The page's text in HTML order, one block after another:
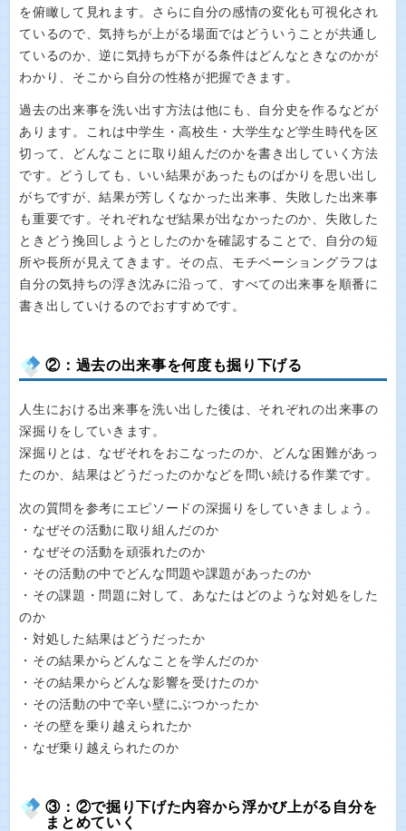
を俯瞰して見れます。さらに自分の感情の変化も可視化され
ているので、気持ちが上がる場面ではどういうことが共通し
ているのか、逆に気持ちが下がる条件はどんなときなのかが
わかり、そこから自分の性格が把握できます。
過去の出来事を洗い出す方法は他にも、自分史を作るなどが
あります。これは中学生・高校生・大学生など学生時代を区
切って、どんなことに取り組んだのかを書き出していく方法
です。どうしても、いい結果があったものばかりを思い出し
がちですが、結果が芳しくなかった出来事、失敗した出来事
も重要です。それぞれなぜ結果が出なかったのか、失敗した
ときどう挽回しようとしたのかを確認することで、自分の短
所や長所が見えてきます。その点、モチベーショングラフは
自分の気持ちの浮き沈みに沿って、すべての出来事を順番に
書き出していけるのでおすすめです。
②：過去の出来事を何度も掘り下げる
人生における出来事を洗い出した後は、それぞれの出来事の
深掘りをしていきます。
深掘りとは、なぜそれをおこなったのか、どんな困難があっ
たのか、結果はどうだったのかなどを問い続ける作業です。
次の質問を参考にエピソードの深掘りをしていきましょう。
・なぜその活動に取り組んだのか
・なぜその活動を頑張れたのか
・その活動の中でどんな問題や課題があったのか
・その課題・問題に対して、あなたはどのような対処をした
のか
・対処した結果はどうだったか
・その結果からどんなことを学んだのか
・その結果からどんな影響を受けたのか
・その活動の中で辛い壁にぶつかったか
・その壁を乗り越えられたか
・なぜ乗り越えられたのか
③：②で掘り下げた内容から浮かび上がる自分を
まとめていく